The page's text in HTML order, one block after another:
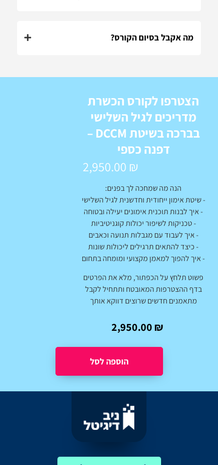
מה אקבל בסיום הקורס?
הצטרפו לקורס הכשרת
מדריכים לגיל השלישי
בברכה בשיטת DCCM –
דפנה כספי
2,950.00 ₪
הנה מה שמחכה לך בפנים:
- שיטת אימון ייחודית וחדשנית לגיל השלישי
- איך לבנות תוכנית אימונים יעילה ובטוחה
- טכניקות לשיפור יכולות קוגניטיביות
- איך לעבוד עם מגבלות תנועה וכאבים
- כיצד להתאים תרגילים ליכולות שונות
- איך להפוך למאמן מקצועי ומומחה בתחום
פשוט תלחץ על הכפתור, מלא את הפרטים
בדף ההצטרפות המאובטח ותתחיל לקבל
מתאמנים חדשים שרוצים דווקא אותך
2,950.00 ₪